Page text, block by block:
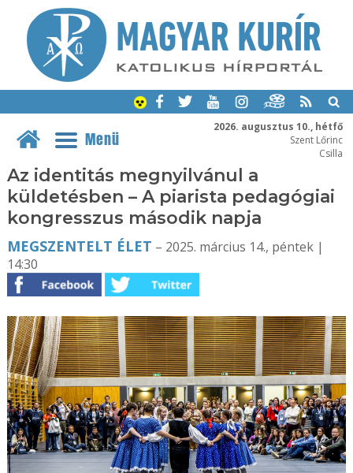
2026. augusztus 10., hétfő
Szent Lőrinc
Csilla
Menü
Az identitás megnyilvánul a
küldetésben – A piarista pedagógiai
kongresszus második napja
MEGSZENTELT ÉLET – 2025. március 14., péntek |
14:30